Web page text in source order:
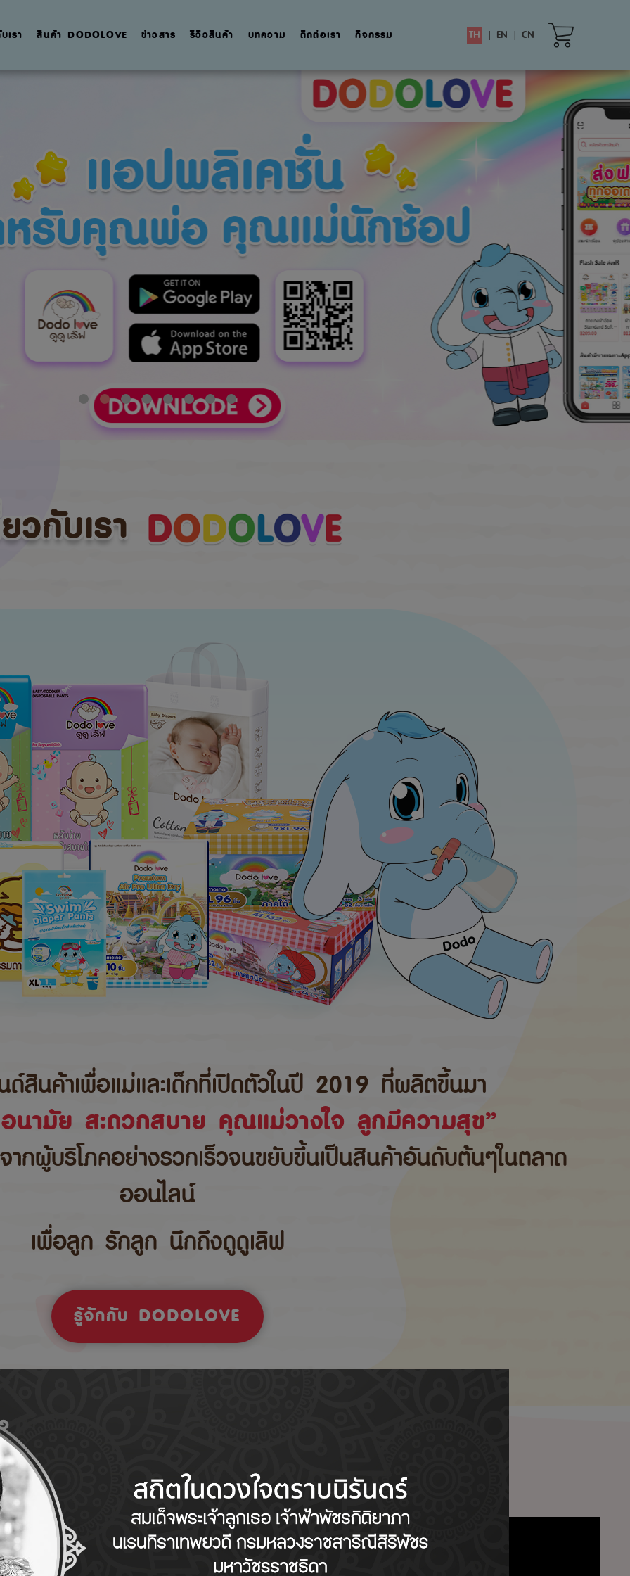
เรา สินค้า DODOLOVE ข่าวสาร รีวิวสินค้า บทความ ติดต่อเรา กิจกรรม TH | EN | CN
วกับเรา
สินค้าเพื่อแม่และเด็กที่เปิดตัวในปี 2019 ที่ผลิตขึ้นมา
นามัย สะดวกสบาย คุณแม่วางใจ ลูกมีความสุข”
ากผู้บริโภคอย่างรวกเร็วจนขยับขึ้นเป็นสินค้าอันดับต้นๆในตลาด
ออนไลน์
เพื่อลูก รักลูก นึกถึงดูดูเลิฟ
รู้จักกับ DODOLOVE
Tips